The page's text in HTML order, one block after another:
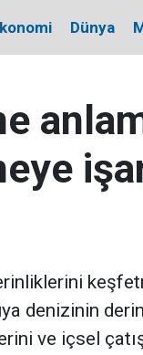
Dünya
denizinin
ve içsel